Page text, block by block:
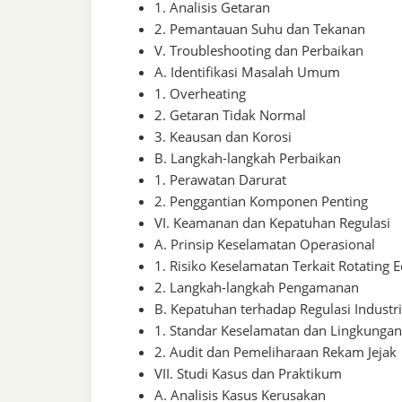
1. Analisis Getaran
2. Pemantauan Suhu dan Tekanan
V. Troubleshooting dan Perbaikan
A. Identifikasi Masalah Umum
1. Overheating
2. Getaran Tidak Normal
3. Keausan dan Korosi
B. Langkah-langkah Perbaikan
1. Perawatan Darurat
2. Penggantian Komponen Penting
VI. Keamanan dan Kepatuhan Regulasi
A. Prinsip Keselamatan Operasional
1. Risiko Keselamatan Terkait Rotating
2. Langkah-langkah Pengamanan
B. Kepatuhan terhadap Regulasi Industri
1. Standar Keselamatan dan Lingkungan
2. Audit dan Pemeliharaan Rekam Jejak
VII. Studi Kasus dan Praktikum
A. Analisis Kasus Kerusakan